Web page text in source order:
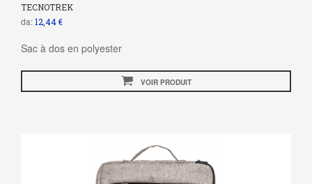
TECNOTREK
da:12,44 €
Sac à dos en polyester
VOIR PRODUIT